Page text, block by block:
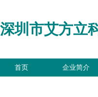
深圳市艾方立
首页 企业简介